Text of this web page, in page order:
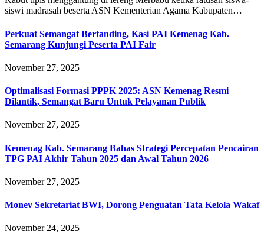
siswi madrasah beserta ASN Kementerian Agama Kabupaten…
Perkuat Semangat Bertanding, Kasi PAI Kemenag Kab.
Semarang Kunjungi Peserta PAI Fair
November 27, 2025
Optimalisasi Formasi PPPK 2025: ASN Kemenag Resmi
Dilantik, Semangat Baru Untuk Pelayanan Publik
November 27, 2025
Kemenag Kab. Semarang Bahas Strategi Percepatan Pencairan
TPG PAI Akhir Tahun 2025 dan Awal Tahun 2026
November 27, 2025
Monev Sekretariat BWI, Dorong Penguatan Tata Kelola Wakaf
November 24, 2025